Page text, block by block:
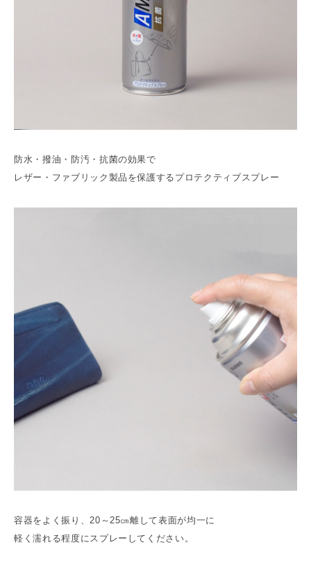
防水・撥油・防汚・抗菌の効果で
レザー・ファブリック製品を保護するプロテクティブスプレー
容器をよく振り、20～25㎝離して表面が均一に
軽く濡れる程度にスプレーしてください。